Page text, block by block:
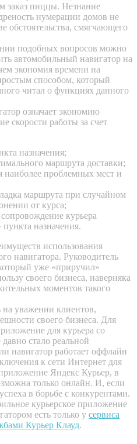
заказ пиццы. Незнание
нумерации домов не
обстоятельства, смягчающего
подобных вопросов можно
автомобильный навигатор на
экономия времени на
способом, который
читал о функциях данного
означает экономию
скорости работы за счет
назначения;
маршрута доставки;
наиболее проблемных мест и
маршрута при случайном
от курса;
курьера
назначения.
использования
навигатора. Руководитель
уже «приручил»
своего бизнеса, наверняка
моментов такого
на уважении клиентов,
своего бизнеса. Для
для курьера со
стало реальной
навигатор работает оффлайн
к сети Интернет для
Яндекс Курьер, в
только онлайн. И, если
в борьбе с конкурентами.
курьерское приложение
есть только у сервиса
Курьер Клауд.